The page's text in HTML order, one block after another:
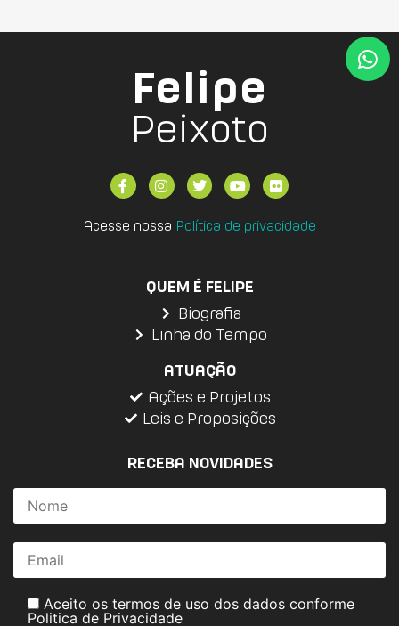
Felipe
Peixoto
Acesse nossa Política de privacidade
QUEM É FELIPE
Biografia
Linha do Tempo
ATUAÇÃO
Ações e Projetos
Leis e Proposições
RECEBA NOVIDADES
Aceito os termos de uso dos dados conforme
Politica de Privacidade